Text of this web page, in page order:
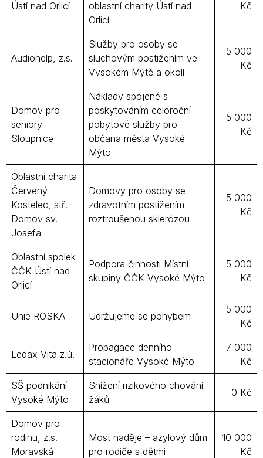
Ústí nad Orlicí
oblastní charity Ústí nad
Orlicí
Kč
Audiohelp, z.s.
Služby pro osoby se
sluchovým postižením ve
Vysokém Mýtě a okolí
5 000
Kč
Domov pro
seniory
Sloupnice
Náklady spojené s
poskytováním celoroční
pobytové služby pro
občana města Vysoké
Mýto
5 000
Kč
Oblastní charita
Červený
Kostelec, stř.
Domov sv.
Josefa
Domovy pro osoby se
zdravotním postižením –
roztroušenou sklerózou
5 000
Kč
Oblastní spolek
ČČK Ústí nad
Orlicí
Podpora činnosti Místní
skupiny ČĆK Vysoké Mýto
5 000
Kč
Unie ROSKA Udržujeme se pohybem
5 000
Kč
Ledax Vita z.ú.
Propagace denního
stacionáře Vysoké Mýto
7 000
Kč
SŠ podnikání
Vysoké Mýto
Snížení rizikového chování
žáků
0 Kč
Domov pro
rodinu, z.s.
Moravská
Most naděje – azylový dům
pro rodiče s dětmi
10 000
Kč